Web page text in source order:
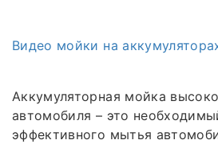
Видео мойки на
Аккумуляторная мойка
автомобиля – это
эффективного мытья